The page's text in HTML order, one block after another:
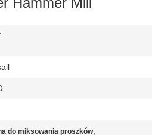
do miksowania proszków,